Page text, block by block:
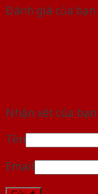
Đánh giá của bạn
Nhận xét của bạn
Tên
Email